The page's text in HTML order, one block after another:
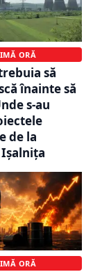
ORĂ
să
înainte să
s-au
de la
ORĂ